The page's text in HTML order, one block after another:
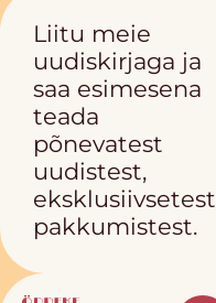
Liitu meie
uudiskirjaga ja
saa esimesena
teada
põnevatest
uudistest,
eksklusiivsetest
pakkumistest.